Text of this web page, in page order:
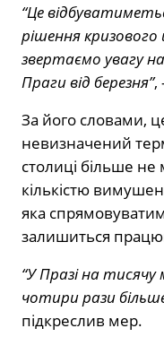
“Це
рішення
звертаємо увагу
Праги від березня”,
За його словами,
невизначений
столиці більше
кількістю
яка
залишиться
“У Празі на тисячу
чотири рази
підкреслив мер.